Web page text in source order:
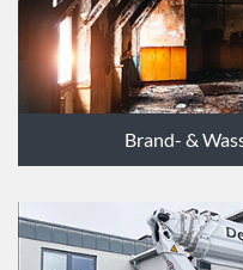
Brand- &